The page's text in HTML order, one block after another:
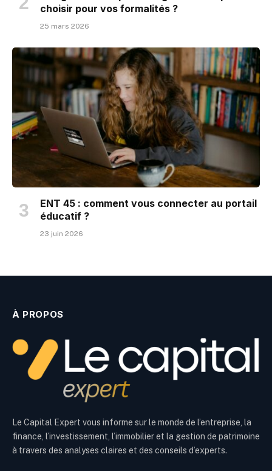
choisir pour vos formalités ?
25 mars 2026
ENT 45 : comment vous connecter au portail
éducatif ?
23 juin 2026
À PROPOS
Le Capital Expert vous informe sur le monde de l’entreprise, la
finance, l’investissement, l’immobilier et la gestion de patrimoine
à travers des analyses claires et des conseils d’experts.